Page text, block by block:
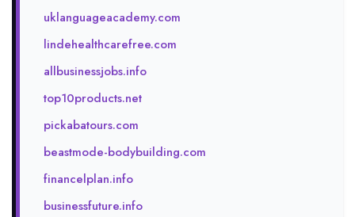
uklanguageacademy.com
lindehealthcarefree.com
allbusinessjobs.info
top10products.net
pickabatours.com
beastmode-bodybuilding.com
financelplan.info
businessfuture.info